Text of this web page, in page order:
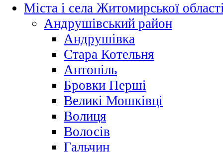
Міста і села Житомирської
Андрушівський район
Андрушівка
Стара Котельня
Антопіль
Бровки Перші
Великі Мошківці
Волиця
Волосів
Гальчин